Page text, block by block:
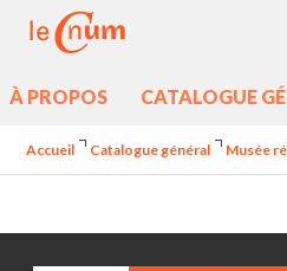
À PROPOS CATALOGUE
Accueil Catalogue général Musée